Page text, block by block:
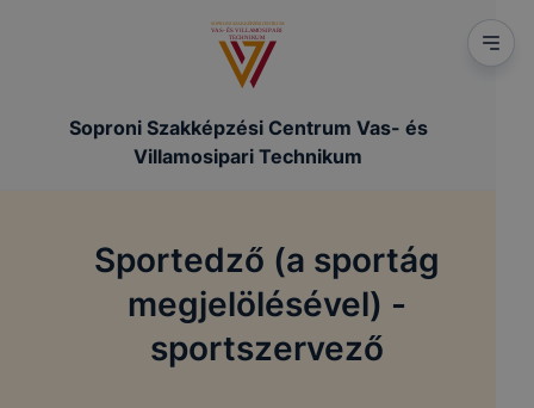
Soproni Szakképzési Centrum Vas- és
Villamosipari Technikum
Sportedző (a sportág
megjelölésével) -
sportszervező